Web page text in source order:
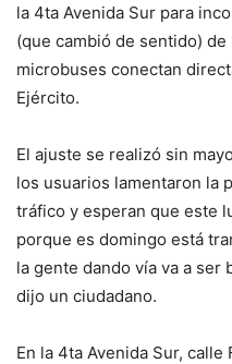
la 4ta Avenida Sur para
(que cambió de sentido)
microbuses conectan
Ejército.
El ajuste se realizó sin
los usuarios lamentaron la
tráfico y esperan que este
porque es domingo está
la gente dando vía va a ser
dijo un ciudadano.
En la 4ta Avenida Sur,